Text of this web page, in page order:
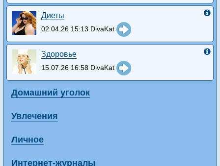
Диеты
02.04.26 15:13 DivaKat
Здоровье
15.07.26 16:58 DivaKat
Домашний уголок
Увлечения
Личное
Интернет-журналы